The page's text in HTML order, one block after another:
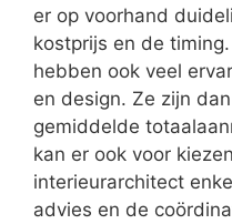
er op voorhand
kostprijs en de
hebben ook veel
en design. Ze zijn
gemiddelde
kan er ook voor
interieurarchitect
advies en de